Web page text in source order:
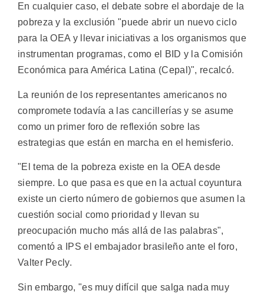
En cualquier caso, el debate sobre el abordaje de la
pobreza y la exclusión "puede abrir un nuevo ciclo
para la OEA y llevar iniciativas a los organismos que
instrumentan programas, como el BID y la Comisión
Económica para América Latina (Cepal)", recalcó.
La reunión de los representantes americanos no
compromete todavía a las cancillerías y se asume
como un primer foro de reflexión sobre las
estrategias que están en marcha en el hemisferio.
"El tema de la pobreza existe en la OEA desde
siempre. Lo que pasa es que en la actual coyuntura
existe un cierto número de gobiernos que asumen la
cuestión social como prioridad y llevan su
preocupación mucho más allá de las palabras",
comentó a IPS el embajador brasileño ante el foro,
Valter Pecly.
Sin embargo, "es muy difícil que salga nada muy